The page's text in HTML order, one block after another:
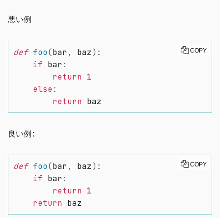
悪い例
def foo(bar , baz) :
if bar :
return 1
else:
return baz
COPY
良い例:
def foo(bar , baz) :
if bar :
return 1
return baz
COPY